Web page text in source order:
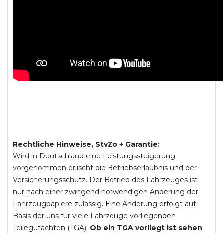
Rechtliche Hinweise, StvZo + Garantie:
Wird in Deutschland eine Leistungssteigerung
vorgenommen erlischt die Betriebserlaubnis und der
Versicherungsschutz. Der Betrieb des Fahrzeuges ist
nur nach einer zwingend notwendigen Änderung der
Fahrzeugpapiere zulässig. Eine Änderung erfolgt auf
Basis der uns für viele Fahrzeuge vorliegenden
Teilegutachten (TGA). Ob ein TGA vorliegt ist sehen